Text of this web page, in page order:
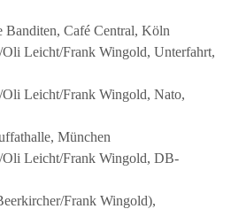
Banditen, Café Central, Köln
Leicht/Frank Wingold, Unterfahrt,
Leicht/Frank Wingold, Nato,
München
Leicht/Frank Wingold, DB-
Frank Wingold),